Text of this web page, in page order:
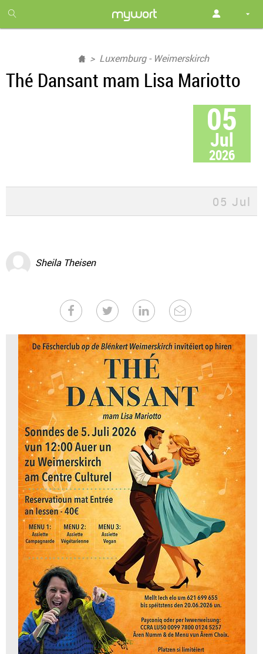
month
free
Luxemburg - Weimerskirch
Thé Dansant mam Lisa Mariotto
05
Jul
2026
05 Jul
Sheila Theisen